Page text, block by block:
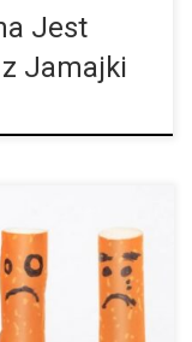
Jest
Jamajki
mają
tytoniu. Pokazuje